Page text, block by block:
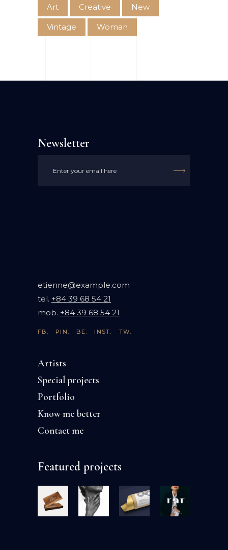
Art Creative New
Vintage Woman
Newsletter

etienne@example.com
tel. +84 39 68 54 21
mob. +84 39 68 54 21
FB. PIN. BE. INST. TW.
Artists
Special projects
Portfolio
Know me better
Contact me
Featured projects